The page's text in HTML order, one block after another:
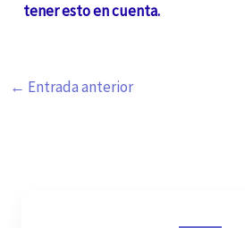
tener esto en cuenta.
← Entrada anterior